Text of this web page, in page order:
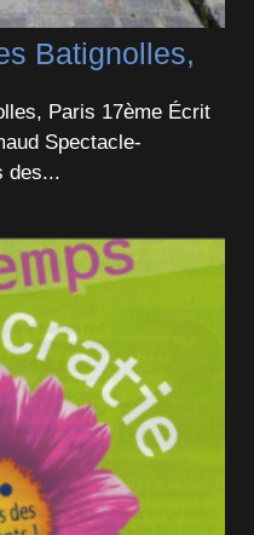
Batignolles,
Paris 17ème Écrit
Spectacle-
des...